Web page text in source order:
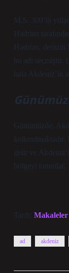
M.S. 300’lü
Hadrian
Hadrian, denizin
bu adı seçmiştir.
hala Akdeniz’in
Günümüzde,
gelir ve
bölgeyi tanımlar.
Tarih: Makaleler
ad akdeniz